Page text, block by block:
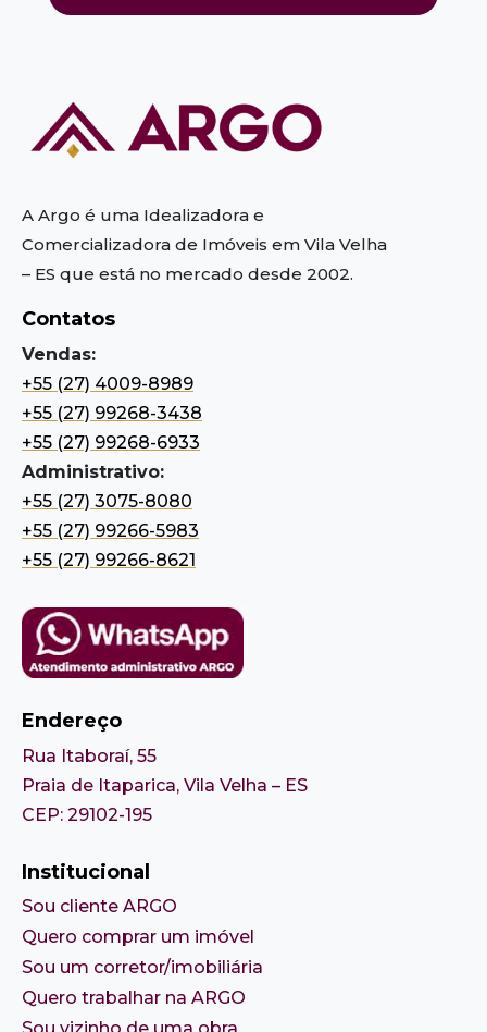
A Argo é uma Idealizadora e
Comercializadora de Imóveis em Vila Velha
– ES que está no mercado desde 2002.
Contatos
Vendas:
+55 (27) 4009-8989
+55 (27) 99268-3438
+55 (27) 99268-6933
Administrativo:
+55 (27) 3075-8080
+55 (27) 99266-5983
+55 (27) 99266-8621
Endereço
Rua Itaboraí, 55
Praia de Itaparica, Vila Velha – ES
CEP: 29102-195
Institucional
Sou cliente ARGO
Quero comprar um imóvel
Sou um corretor/imobiliária
Quero trabalhar na ARGO